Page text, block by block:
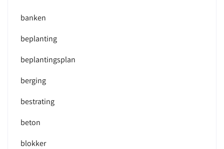
banken
beplanting
beplantingsplan
berging
bestrating
beton
blokker